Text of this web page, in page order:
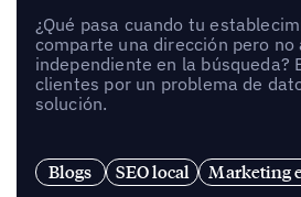
¿Qué pasa cuando tu
comparte una dirección pero no
independiente en la búsqueda?
clientes por un problema de
solución.
Blogs SEO local Marketing